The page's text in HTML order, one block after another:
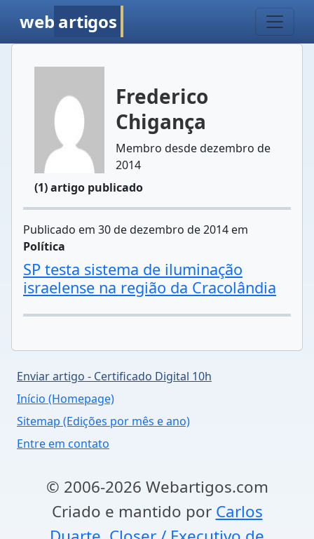
web artigos
Frederico
Chigança
Membro desde dezembro de
2014
(1) artigo publicado
Publicado em 30 de dezembro de 2014 em
Política
SP testa sistema de iluminação
israelense na região da Cracolândia
Enviar artigo - Certificado Digital 10h
Início (Homepage)
Sitemap (Edições por mês e ano)
Entre em contato
© 2006-2026 Webartigos.com
Criado e mantido por Carlos